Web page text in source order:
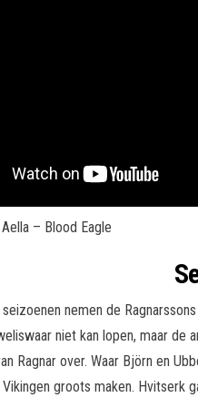
– Blood Eagle
nemen de
niet kan lopen, maar
Ragnar over. Waar Björn en
groots maken. Hvitserk